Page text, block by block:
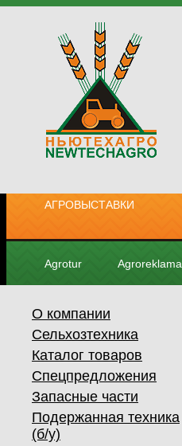
АГРОВЫСТАВКИ
Agrotur Agroreklama
О компании
Сельхозтехника
Каталог товаров
Спецпредложения
Запасные части
Подержанная техника
(б/у)